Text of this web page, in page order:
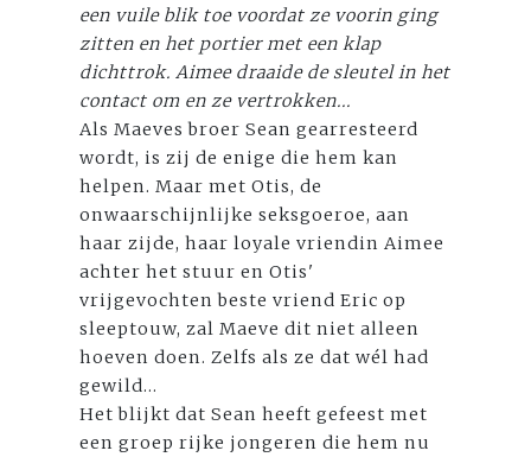
een vuile blik toe voordat ze voorin ging
zitten en het portier met een klap
dichttrok. Aimee draaide de sleutel in het
contact om en ze vertrokken...
Als Maeves broer Sean gearresteerd
wordt, is zij de enige die hem kan
helpen. Maar met Otis, de
onwaarschijnlijke seksgoeroe, aan
haar zijde, haar loyale vriendin Aimee
achter het stuur en Otis'
vrijgevochten beste vriend Eric op
sleeptouw, zal Maeve dit niet alleen
hoeven doen. Zelfs als ze dat wél had
gewild...
Het blijkt dat Sean heeft gefeest met
een groep rijke jongeren die hem nu